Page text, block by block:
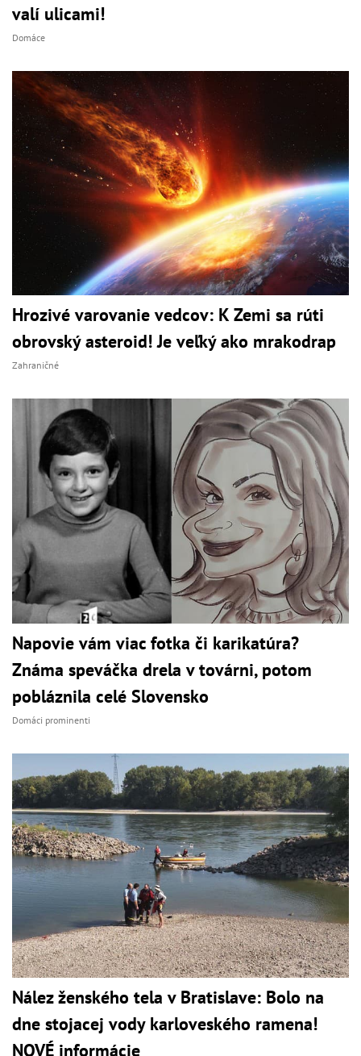
valí ulicami!
Domáce
Hrozivé varovanie vedcov: K Zemi sa rúti
obrovský asteroid! Je veľký ako mrakodrap
Zahraničné
Napovie vám viac fotka či karikatúra?
Známa speváčka drela v továrni, potom
pobláznila celé Slovensko
Domáci prominenti
Nález ženského tela v Bratislave: Bolo na
dne stojacej vody karloveského ramena!
NOVÉ informácie